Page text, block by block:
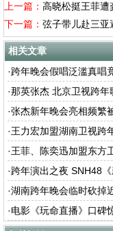
上一篇： 高晓松挺王菲遭
下一篇： 弦子带儿赴三亚
相关文章
·跨年晚会假唱泛滥真唱
·那英张杰 北京卫视跨
·张杰新年晚会亮相频繁
·王力宏加盟湖南卫视跨
·王菲、陈奕迅加盟东方
·跨年演出之夜 SNH48
·湖南跨年晚会临时砍掉
·电影《玩命直播》口碑